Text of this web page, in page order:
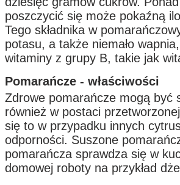
poszczycić się może pokaźną
Tego składnika w
potasu, a także niemało
witaminy z grupy B, takie jak
Pomarańcze - właściwości
Zdrowe pomarańcze mogą być
również w postaci
się to w przypadku innych
odporności. Suszone
pomarańcza sprawdza się w
domowej roboty na przykład